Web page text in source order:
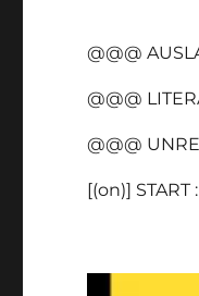
@@@
@@@
@@@
[(on)]